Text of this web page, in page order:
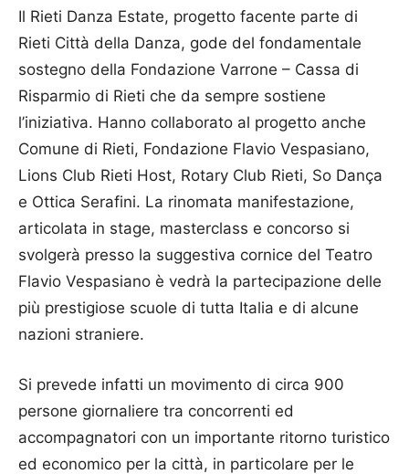
Il Rieti Danza Estate, progetto facente parte di
Rieti Città della Danza, gode del fondamentale
sostegno della Fondazione Varrone – Cassa di
Risparmio di Rieti che da sempre sostiene
l’iniziativa. Hanno collaborato al progetto anche
Comune di Rieti, Fondazione Flavio Vespasiano,
Lions Club Rieti Host, Rotary Club Rieti, So Dança
e Ottica Serafini. La rinomata manifestazione,
articolata in stage, masterclass e concorso si
svolgerà presso la suggestiva cornice del Teatro
Flavio Vespasiano è vedrà la partecipazione delle
più prestigiose scuole di tutta Italia e di alcune
nazioni straniere.
Si prevede infatti un movimento di circa 900
persone giornaliere tra concorrenti ed
accompagnatori con un importante ritorno turistico
ed economico per la città, in particolare per le